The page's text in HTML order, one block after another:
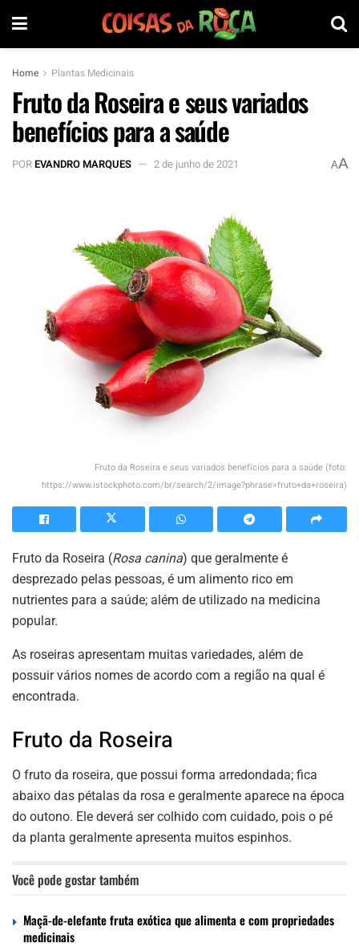
Home Plantas Medicinais
Fruto da Roseira e seus variados
benefícios para a saúde
POREVANDRO MARQUES 2 de junho de 2021 AA
Fruto da Roseira e seus variados benefícios para a saúde (foto:
https://www.istockphoto.com/br/search/2/image?phrase=fruto+da+roseira)
Fruto da Roseira (Rosa canina) que geralmente é
desprezado pelas pessoas, é um alimento rico em
nutrientes para a saúde; além de utilizado na medicina
popular.
As roseiras apresentam muitas variedades, além de
possuir vários nomes de acordo com a região na qual é
encontrada.
Fruto da Roseira
O fruto da roseira, que possui forma arredondada; fica
abaixo das pétalas da rosa e geralmente aparece na época
do outono. Ele deverá ser colhido com cuidado, pois o pé
da planta geralmente apresenta muitos espinhos.
Você pode gostar também
Maçã-de-elefante fruta exótica que alimenta e com propriedades
medicinais